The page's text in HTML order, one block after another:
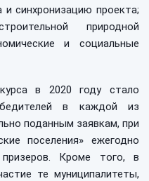
синхронизацию проекта;
природной
и социальные
в 2020 году стало
в каждой из
поданным заявкам, при
поселения» ежегодно
Кроме того, в
те муниципалитеты,